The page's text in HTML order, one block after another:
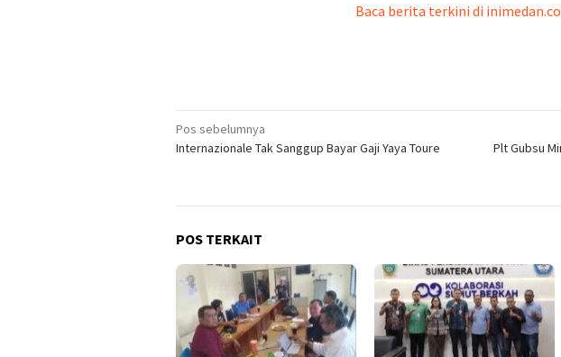
Baca berita terkini di
Navigasi
pos
Pos sebelumnya
Internazionale Tak Sanggup Bayar Gaji Yaya Toure
Plt Gubsu
POS TERKAIT